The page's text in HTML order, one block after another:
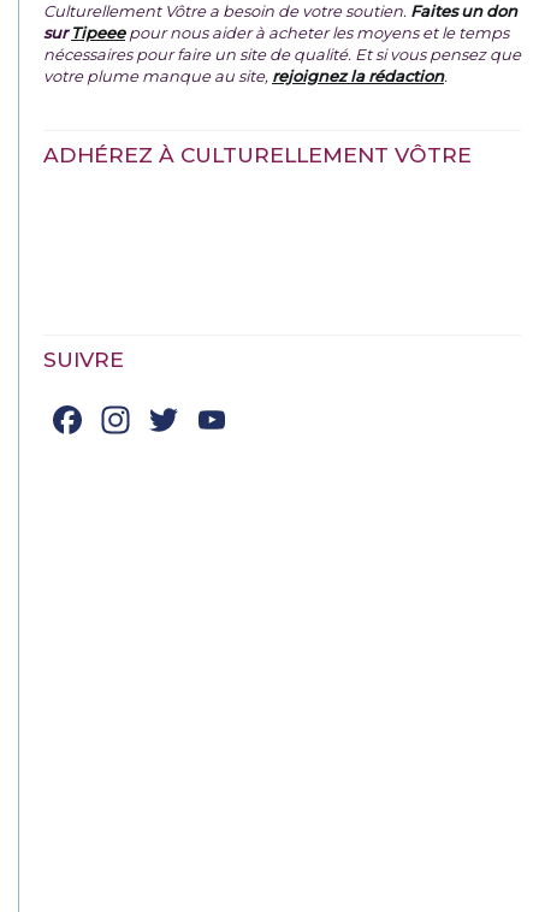
Culturellement Vôtre a besoin de votre soutien. Faites un don
surTipeeepour nous aider à acheter les moyens et le temps
nécessaires pour faire un site de qualité. Et si vous pensez que
votre plume manque au site, rejoignez la rédaction.
ADHÉREZ À CULTURELLEMENT VÔTRE
SUIVRE
Facebook
Instagram
Twitter